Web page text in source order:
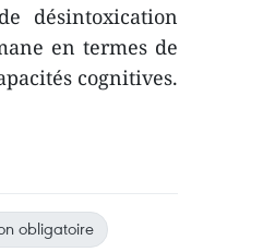
désintoxication
en termes de
cognitives.
obligatoire